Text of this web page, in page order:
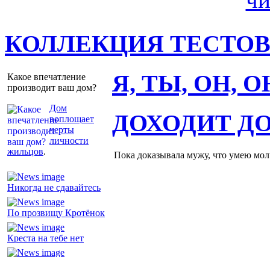
КОЛЛЕКЦИЯ ТЕСТОВ
Какое впечатление
производит ваш дом?
Дом
воплощает
черты
личности
жильцов.
Я, ТЫ, ОН,
Никогда не сдавайтесь
По прозвищу Кротёнок
Креста на тебе нет
ДОХОДИТ
Пока доказывала мужу, что умею